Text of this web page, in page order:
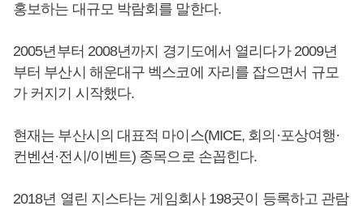
홍보하는 대규모 박람회를 말한다.
2005년부터 2008년까지 경기도에서 열리다가 2009년
부터 부산시 해운대구 벡스코에 자리를 잡으면서 규모
가 커지기 시작했다.
현재는 부산시의 대표적 마이스(MICE, 회의·포상여행·
컨벤션·전시/이벤트) 종목으로 손꼽힌다.
2018년 열린 지스타는 게임회사 198곳이 등록하고 관람